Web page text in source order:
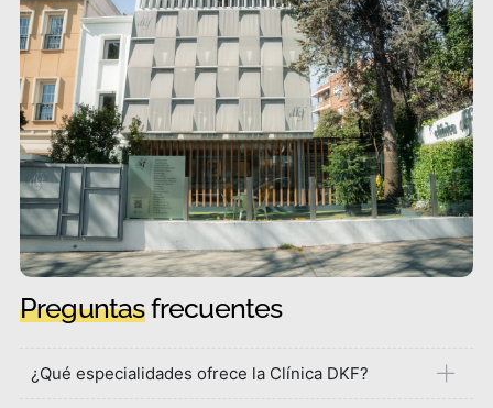
Preguntasfrecuentes
¿Qué especialidades ofrece la Clínica DKF?